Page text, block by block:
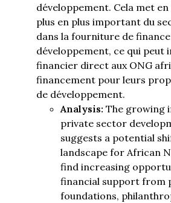
développement. Cela met
plus en plus important du
dans la fourniture de
développement, ce qui peut
financier direct aux ONG
financement pour leurs
de développement.
Analysis: The growing
private sector
suggests a potential
landscape for African
find increasing
financial support from
foundations,